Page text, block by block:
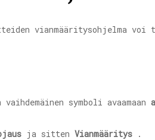
vianmääritysohjelma
symboli avaamaan
ja sitten Vianmääritys .